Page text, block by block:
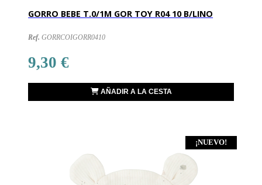
GORRO BEBE T.0/1M GOR TOY R04 10 B/LINO
Ref. GORRCOIGORR0410
9,30 €
AÑADIR A LA CESTA
¡NUEVO!